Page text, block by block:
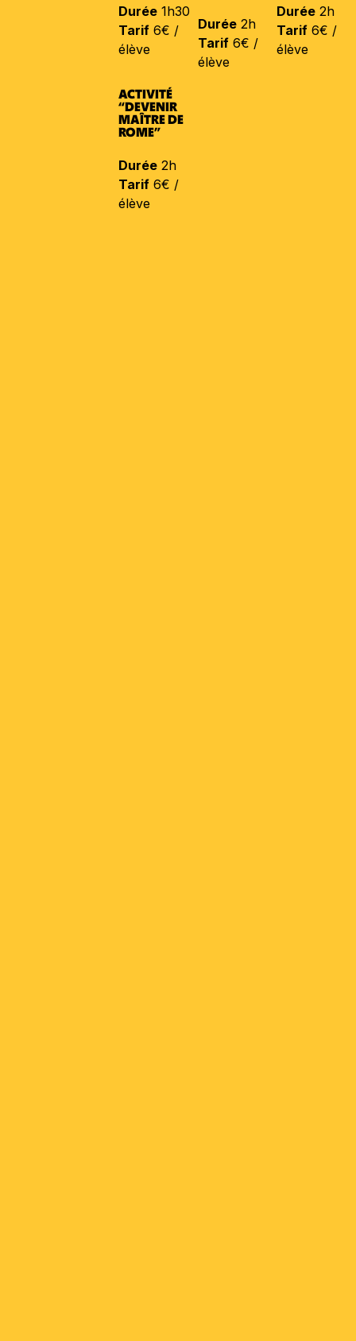
Durée 1h30
Tarif 6€ /
élève
Durée2h
Tarif6€ /
élève
Durée 2h
Tarif 6€ /
élève
ACTIVITÉ
“DEVENIR
MAÎTRE DE
ROME”
Durée 2h
Tarif 6€ /
élève